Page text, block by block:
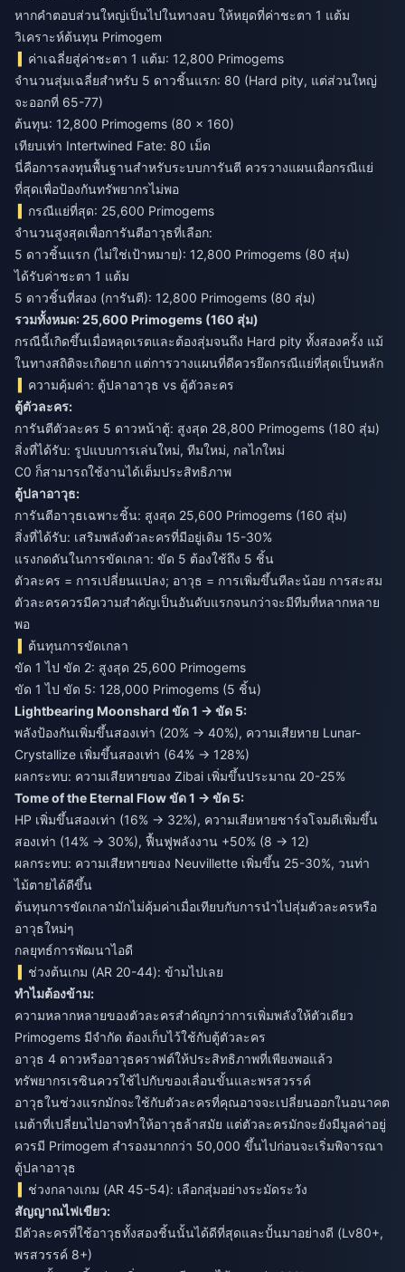
หากคำตอบส่วนใหญ่เป็นไปในทางลบ ให้หยุดที่ค่าชะตา 1 แต้ม
วิเคราะห์ต้นทุน Primogem
ค่าเฉลี่ยสู่ค่าชะตา 1 แต้ม: 12,800 Primogems
จำนวนสุ่มเฉลี่ยสำหรับ 5 ดาวชิ้นแรก: 80 (Hard pity, แต่ส่วนใหญ่
จะออกที่ 65-77)
ต้นทุน: 12,800 Primogems (80 × 160)
เทียบเท่า Intertwined Fate: 80 เม็ด
นี่คือการลงทุนพื้นฐานสำหรับระบบการันตี ควรวางแผนเผื่อกรณีแย่
ที่สุดเพื่อป้องกันทรัพยากรไม่พอ
กรณีแย่ที่สุด: 25,600 Primogems
จำนวนสูงสุดเพื่อการันตีอาวุธที่เลือก:
5 ดาวชิ้นแรก (ไม่ใช่เป้าหมาย): 12,800 Primogems (80 สุ่ม)
ได้รับค่าชะตา 1 แต้ม
5 ดาวชิ้นที่สอง (การันตี): 12,800 Primogems (80 สุ่ม)
รวมทั้งหมด: 25,600 Primogems (160 สุ่ม)
กรณีนี้เกิดขึ้นเมื่อหลุดเรตและต้องสุ่มจนถึง Hard pity ทั้งสองครั้ง แม้
ในทางสถิติจะเกิดยาก แต่การวางแผนที่ดีควรยึดกรณีแย่ที่สุดเป็นหลัก
ความคุ้มค่า: ตู้ปลาอาวุธ vs ตู้ตัวละคร
ตู้ตัวละคร:
การันตีตัวละคร 5 ดาวหน้าตู้: สูงสุด 28,800 Primogems (180 สุ่ม)
สิ่งที่ได้รับ: รูปแบบการเล่นใหม่, ทีมใหม่, กลไกใหม่
C0 ก็สามารถใช้งานได้เต็มประสิทธิภาพ
ตู้ปลาอาวุธ:
การันตีอาวุธเฉพาะชิ้น: สูงสุด 25,600 Primogems (160 สุ่ม)
สิ่งที่ได้รับ: เสริมพลังตัวละครที่มีอยู่เดิม 15-30%
แรงกดดันในการขัดเกลา: ขัด 5 ต้องใช้ถึง 5 ชิ้น
ตัวละคร = การเปลี่ยนแปลง; อาวุธ = การเพิ่มขึ้นทีละน้อย การสะสม
ตัวละครควรมีความสำคัญเป็นอันดับแรกจนกว่าจะมีทีมที่หลากหลาย
พอ
ต้นทุนการขัดเกลา
ขัด 1 ไป ขัด 2: สูงสุด 25,600 Primogems
ขัด 1 ไป ขัด 5: 128,000 Primogems (5 ชิ้น)
Lightbearing Moonshard ขัด 1 → ขัด 5:
พลังป้องกันเพิ่มขึ้นสองเท่า (20% → 40%), ความเสียหาย Lunar-
Crystallize เพิ่มขึ้นสองเท่า (64% → 128%)
ผลกระทบ: ความเสียหายของ Zibai เพิ่มขึ้นประมาณ 20-25%
Tome of the Eternal Flow ขัด 1 → ขัด 5:
HP เพิ่มขึ้นสองเท่า (16% → 32%), ความเสียหายชาร์จโจมตีเพิ่มขึ้น
สองเท่า (14% → 30%), ฟื้นฟูพลังงาน +50% (8 → 12)
ผลกระทบ: ความเสียหายของ Neuvillette เพิ่มขึ้น 25-30%, วนท่า
ไม้ตายได้ดีขึ้น
ต้นทุนการขัดเกลามักไม่คุ้มค่าเมื่อเทียบกับการนำไปสุ่มตัวละครหรือ
อาวุธใหม่ๆ
กลยุทธ์การพัฒนาไอดี
ช่วงต้นเกม (AR 20-44): ข้ามไปเลย
ทำไมต้องข้าม:
ความหลากหลายของตัวละครสำคัญกว่าการเพิ่มพลังให้ตัวเดียว
Primogems มีจำกัด ต้องเก็บไว้ใช้กับตู้ตัวละคร
อาวุธ 4 ดาวหรืออาวุธคราฟต์ให้ประสิทธิภาพที่เพียงพอแล้ว
ทรัพยากรเรซินควรใช้ไปกับของเลื่อนขั้นและพรสวรรค์
อาวุธในช่วงแรกมักจะใช้กับตัวละครที่คุณอาจจะเปลี่ยนออกในอนาคต
เมต้าที่เปลี่ยนไปอาจทำให้อาวุธล้าสมัย แต่ตัวละครมักจะยังมีมูลค่าอยู่
ควรมี Primogem สำรองมากกว่า 50,000 ขึ้นไปก่อนจะเริ่มพิจารณา
ตู้ปลาอาวุธ
ช่วงกลางเกม (AR 45-54): เลือกสุ่มอย่างระมัดระวัง
สัญญาณไฟเขียว:
มีตัวละครที่ใช้อาวุธทั้งสองชิ้นนั้นได้ดีที่สุดและปั้นมาอย่างดี (Lv80+,
พรสวรรค์ 8+)